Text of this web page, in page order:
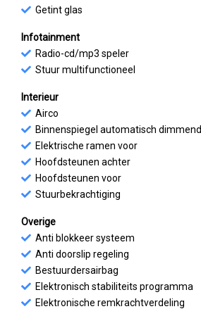
Getint glas
Infotainment
Radio-cd/mp3 speler
Stuur multifunctioneel
Interieur
Airco
Binnenspiegel automatisch dimmend
Elektrische ramen voor
Hoofdsteunen achter
Hoofdsteunen voor
Stuurbekrachtiging
Overige
Anti blokkeer systeem
Anti doorslip regeling
Bestuurdersairbag
Elektronisch stabiliteits programma
Elektronische remkrachtverdeling